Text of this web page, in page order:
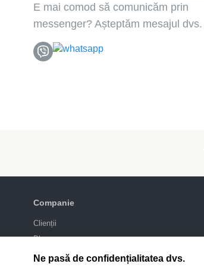
E mai comod să comunicăm prin
messenger? Așteptăm mesajul dvs.
Companie
Clienții
Blog
Politica de confidențialitate
Ne pasă de confidențialitatea dvs.